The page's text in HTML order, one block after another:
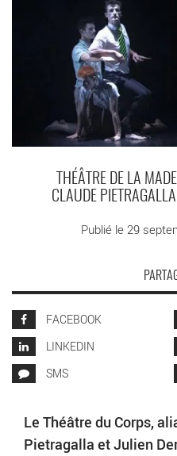
THÉÂTRE DE LA
CLAUDE
Publié le 29
FACEBOOK
LINKEDIN
SMS
Le Théâtre du Corps,
Pietragalla et Julien